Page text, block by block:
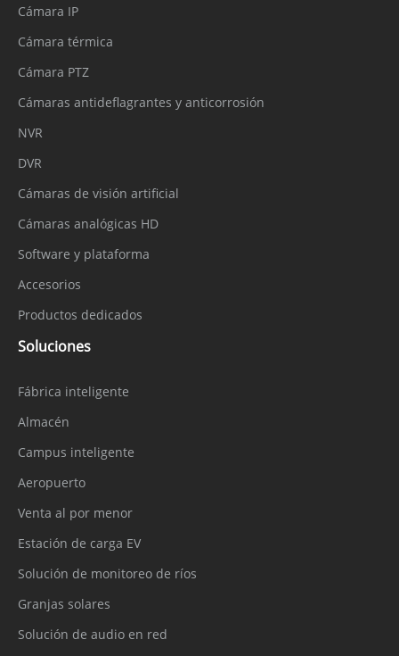
Cámara IP
Cámara térmica
Cámara PTZ
Cámaras antideflagrantes y anticorrosión
NVR
DVR
Cámaras de visión artificial
Cámaras analógicas HD
Software y plataforma
Accesorios
Productos dedicados
Soluciones
Fábrica inteligente
Almacén
Campus inteligente
Aeropuerto
Venta al por menor
Estación de carga EV
Solución de monitoreo de ríos
Granjas solares
Solución de audio en red